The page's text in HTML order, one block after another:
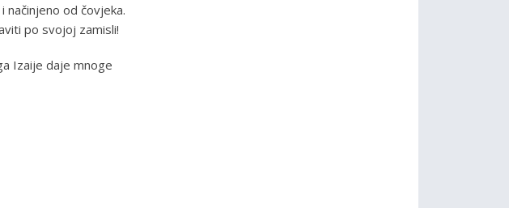
od čovjeka.
po svojoj zamisli!
Izaije daje mnoge